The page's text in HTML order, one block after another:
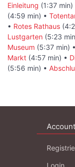
Einleitung (1:37 min)
(4:59 min) •
• Rotes Rathaus
Lustgarten (5:23
Museum (5:37 min) •
Markt (4:57 min) •
(5:56 min) •
Account